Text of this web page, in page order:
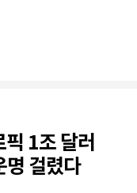
1조 달러
명 걸렸다